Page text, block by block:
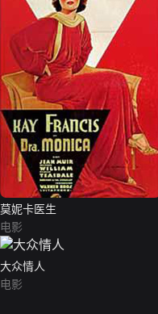
莫妮卡医生
电影
大众情人
电影